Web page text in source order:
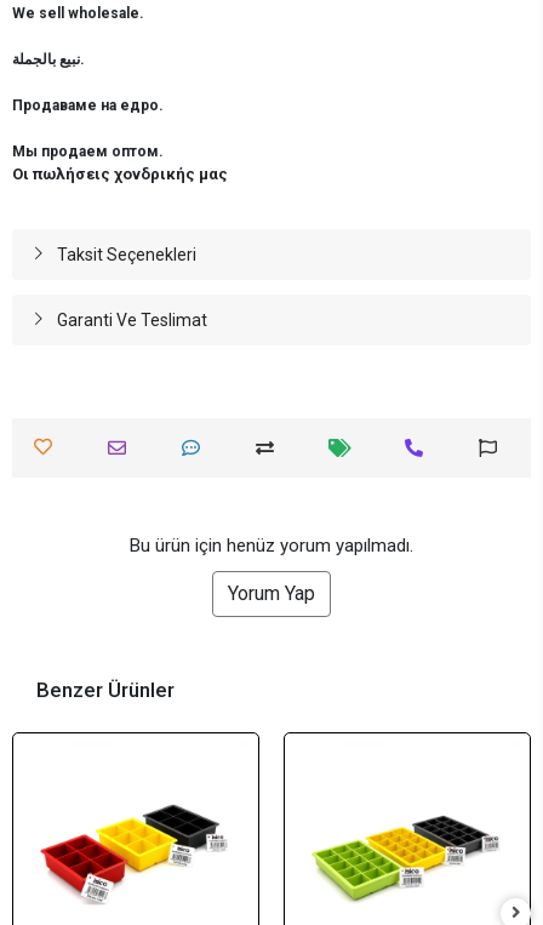
We sell wholesale.
نبيع بالجملة.
Продаваме на едро.
Мы продаем оптом.
Οι πωλήσεις χονδρικής μας
Taksit Seçenekleri
Garanti Ve Teslimat
Bu ürün için henüz yorum yapılmadı.
Yorum Yap
Benzer Ürünler